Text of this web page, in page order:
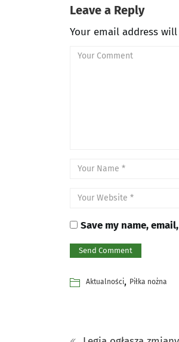
Leave a Reply
Your email address
Save my name,
Aktualności, Piłka nożna